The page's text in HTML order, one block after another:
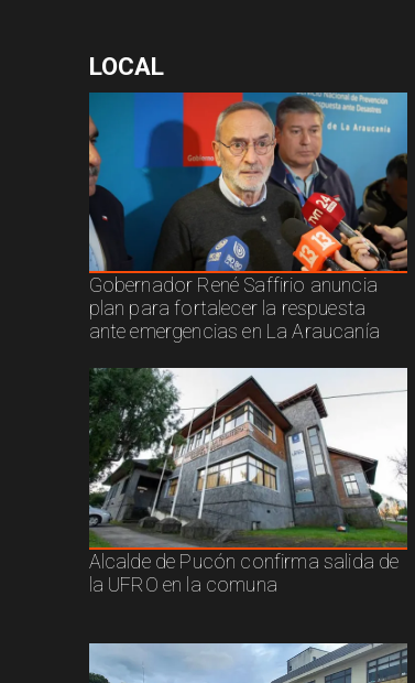
LOCAL
Gobernador René Saffirio anuncia
plan para fortalecer la respuesta
ante emergencias en La Araucanía
Alcalde de Pucón confirma salida de
la UFRO en la comuna